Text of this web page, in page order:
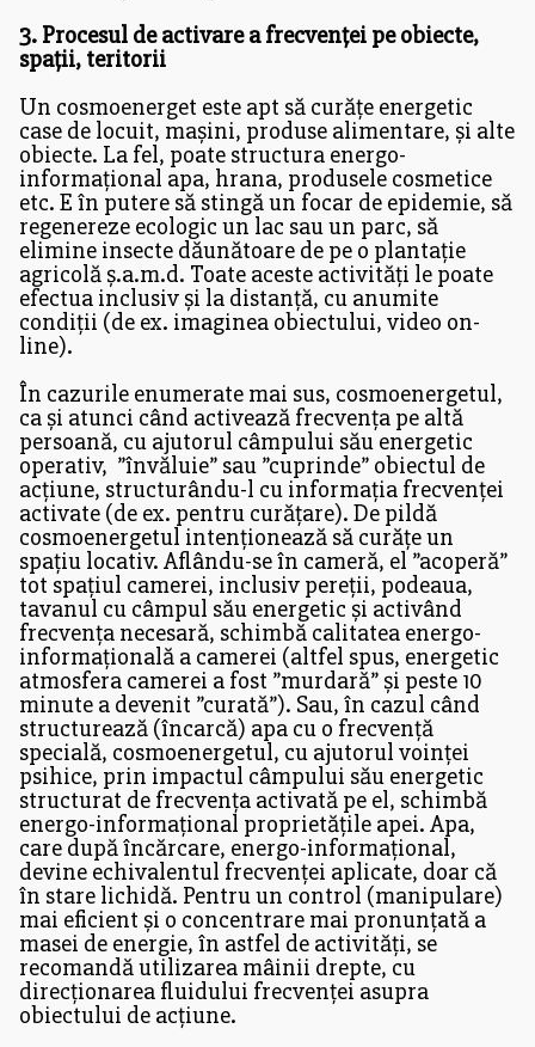
3. Procesul de activare a frecvenței pe obiecte,
spații, teritorii
Un cosmoenerget este apt să curățe energetic
case de locuit, mașini, produse alimentare, și alte
obiecte. La fel, poate structura energo-
informațional apa, hrana, produsele cosmetice
etc. E în putere să stingă un focar de epidemie, să
regenereze ecologic un lac sau un parc, să
elimine insecte dăunătoare de pe o plantație
agricolă ș.a.m.d. Toate aceste activități le poate
efectua inclusiv și la distanță, cu anumite
condiții (de ex. imaginea obiectului, video on-
line).
În cazurile enumerate mai sus, cosmoenergetul,
ca și atunci când activează frecvența pe altă
persoană, cu ajutorul câmpului său energetic
operativ, ”învăluie” sau ”cuprinde” obiectul de
acțiune, structurându-l cu informația frecvenței
activate (de ex. pentru curățare). De pildă
cosmoenergetul intenționează să curățe un
spațiu locativ. Aflându-se în cameră, el ”acoperă”
tot spațiul camerei, inclusiv pereții, podeaua,
tavanul cu câmpul său energetic și activând
frecvența necesară, schimbă calitatea energo-
informațională a camerei (altfel spus, energetic
atmosfera camerei a fost ”murdară” și peste 10
minute a devenit ”curată”). Sau, în cazul când
structurează (încarcă) apa cu o frecvență
specială, cosmoenergetul, cu ajutorul voinței
psihice, prin impactul câmpului său energetic
structurat de frecvența activată pe el, schimbă
energo-informațional proprietățile apei. Apa,
care după încărcare, energo-informațional,
devine echivalentul frecvenței aplicate, doar că
în stare lichidă. Pentru un control (manipulare)
mai eficient și o concentrare mai pronunțată a
masei de energie, în astfel de activități, se
recomandă utilizarea mâinii drepte, cu
direcționarea fluidului frecvenței asupra
obiectului de acțiune.